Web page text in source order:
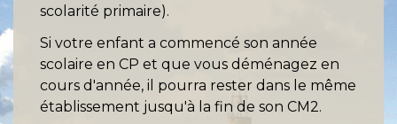
scolarité primaire).
Si votre enfant a commencé son année
scolaire en CP et que vous déménagez en
cours d'année, il pourra rester dans le même
établissement jusqu'à la fin de son CM2.